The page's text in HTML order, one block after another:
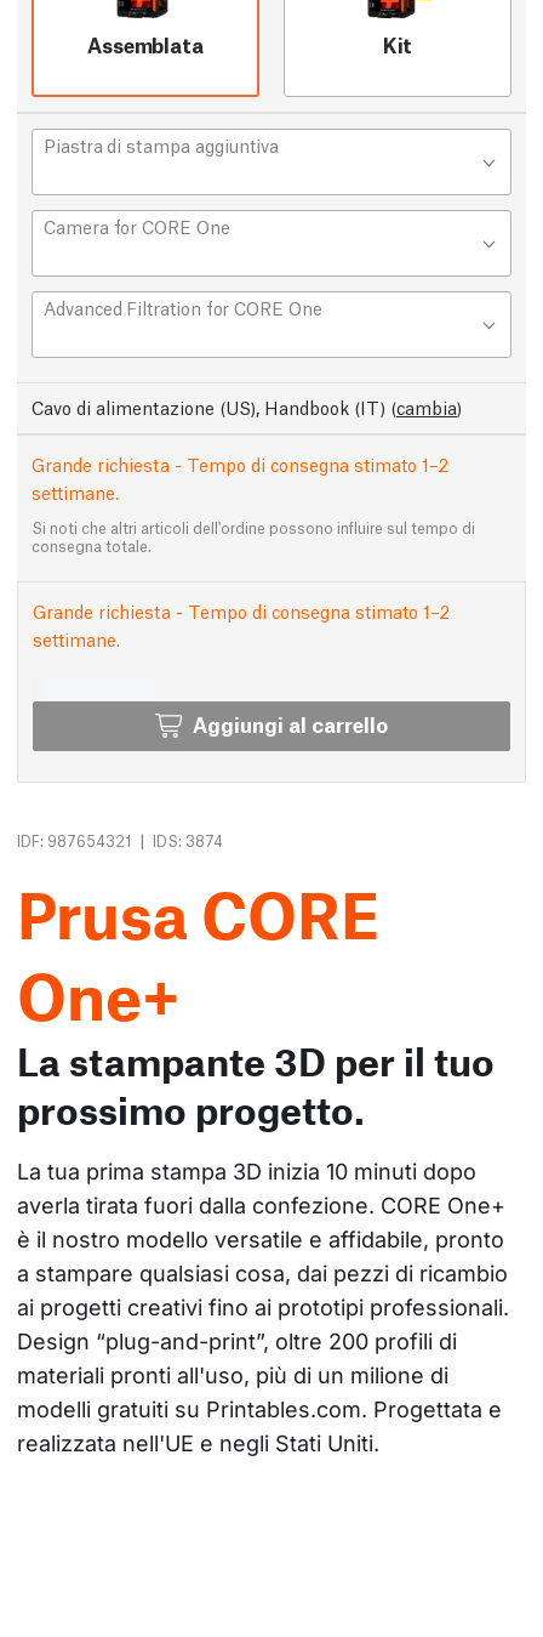
Assemblata Kit
Piastra di stampa aggiuntiva
Camera for CORE One
Advanced Filtration for CORE One
Cavo di alimentazione (US), Handbook (IT) (cambia)
Grande richiesta - Tempo di consegna stimato 1–2
settimane.
Si noti che altri articoli dell'ordine possono influire sul tempo di
consegna totale.
Grande richiesta - Tempo di consegna stimato 1–2
settimane.
Aggiungi al carrello
IDF: 987654321 | IDS: 3874
Prusa CORE
One+
La stampante 3D per il tuo
prossimo progetto.
La tua prima stampa 3D inizia 10 minuti dopo
averla tirata fuori dalla confezione. CORE One+
è il nostro modello versatile e affidabile, pronto
a stampare qualsiasi cosa, dai pezzi di ricambio
ai progetti creativi fino ai prototipi professionali.
Design “plug-and-print”, oltre 200 profili di
materiali pronti all'uso, più di un milione di
modelli gratuiti su Printables.com. Progettata e
realizzata nell'UE e negli Stati Uniti.